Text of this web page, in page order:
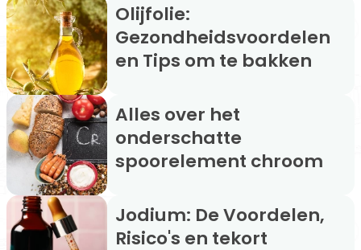
Olijfolie:
Gezondheidsvoordelen
en Tips om te bakken
Alles over het
onderschatte
spoorelement chroom
Jodium: De Voordelen,
Risico's en tekort